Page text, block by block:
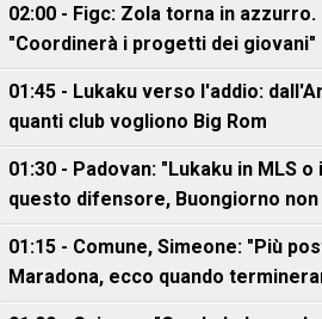
02:00 - Figc: Zola torna in
"Coordinerà i progetti dei giovani"
01:45 - Lukaku verso l'addio:
quanti club vogliono Big Rom
01:30 - Padovan: "Lukaku in MLS
questo difensore, Buongiorno non
01:15 - Comune, Simeone: "Più
Maradona, ecco quando